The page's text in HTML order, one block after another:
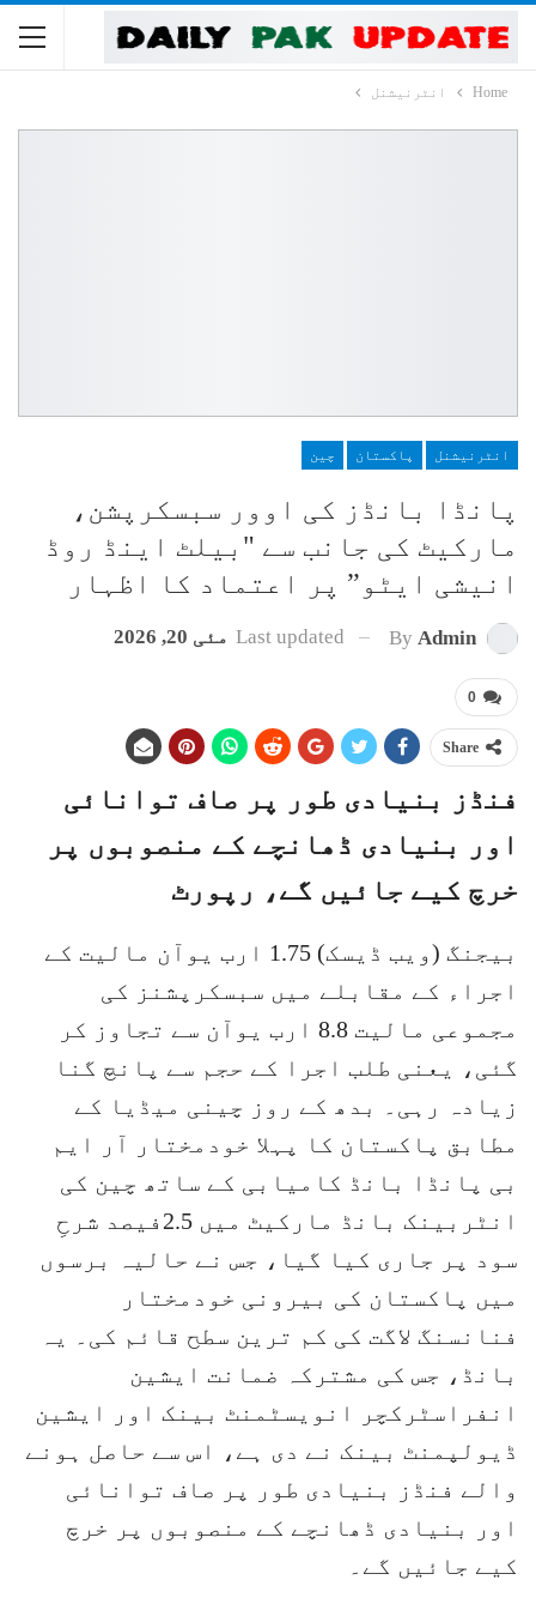
Home انٹرنیشنل
انٹرنیشنل پاکستان چین
پانڈا بانڈز کی اوور سبسکرپشن،
مارکیٹ کی جانب سے "بیلٹ اینڈ روڈ
انیشی ایٹو” پر اعتماد کا اظہار
By Admin
Last updated مئی 20, 2026
0
Share
فنڈز بنیادی طور پر صاف توانائی
اور بنیادی ڈھانچے کے منصوبوں پر
خرچ کیے جائیں گے، رپورٹ
بیجنگ (ویب ڈیسک) 1.75 ارب یوآن مالیت کے
اجراء کے مقابلے میں سبسکرپشنز کی
مجموعی مالیت 8.8 ارب یوآن سے تجاوز کر
گئی، یعنی طلب اجرا کے حجم سے پانچ گنا
زیادہ رہی۔ بدھ کے روز چینی میڈیا کے
مطابق پاکستان کا پہلا خودمختار آر ایم
بی پانڈا بانڈ کامیابی کے ساتھ چین کی
انٹربینک بانڈ مارکیٹ میں 2.5فیصد شرحِ
سود پر جاری کیا گیا، جس نے حالیہ برسوں
میں پاکستان کی بیرونی خودمختار
فنانسنگ لاگت کی کم ترین سطح قائم کی۔ یہ
بانڈ، جس کی مشترکہ ضمانت ایشین
انفراسٹرکچر انویسٹمنٹ بینک اور ایشین
ڈیولپمنٹ بینک نے دی ہے، اس سے حاصل ہونے
والے فنڈز بنیادی طور پر صاف توانائی
اور بنیادی ڈھانچے کے منصوبوں پر خرچ
کیے جائیں گے۔